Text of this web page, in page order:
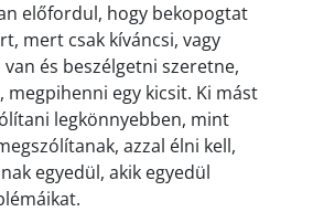
előfordul, hogy bekopogtat
mert csak kíváncsi, vagy
és beszélgetni szeretne,
megpihenni egy kicsit. Ki mást
legkönnyebben, mint
azzal élni kell,
egyedül, akik egyedül